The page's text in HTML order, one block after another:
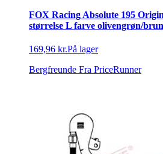
FOX Racing Absolute 195
størrelse L farve olivengrøn/brun
169,96 kr.På lager
Bergfreunde Fra PriceRunner